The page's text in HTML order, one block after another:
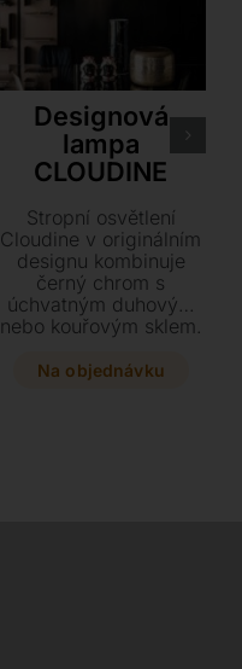
Cattelan Italia
Designová
lampa
CLOUDINE
Stropní osvětlení
Cloudine v originálním
designu kombinuje
černý chrom s
úchvatným duhovým
nebo kouřovým sklem.
12 svítidel přesně
Na objednávku